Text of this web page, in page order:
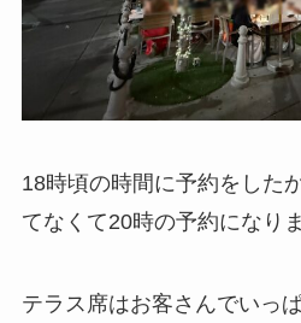
18時頃の時間に予約をした
てなくて20時の予約になり
テラス席はお客さんでいっぱ